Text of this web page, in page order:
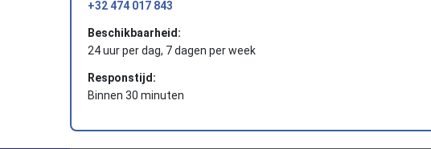
+32 474 017 843
Beschikbaarheid:
24 uur per dag, 7 dagen per week
Responstijd:
Binnen 30 minuten